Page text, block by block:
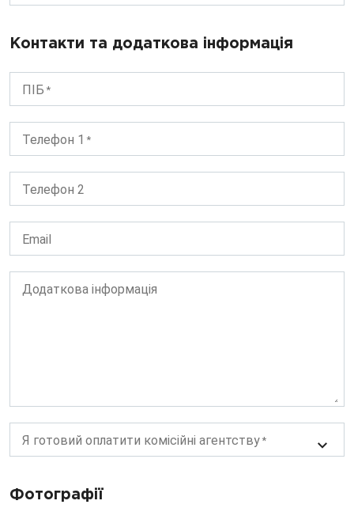
Контакти та додаткова інформація
ПІБ
Телефон 1
Телефон 2
Email
Додаткова інформація
Я готовий оплатити комісійні агентству
Фотографії